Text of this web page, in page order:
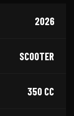
2026
SCOOTER
350 CC